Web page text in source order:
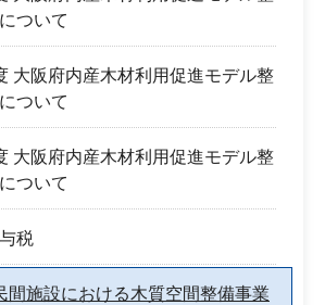
ついて
大阪府内産木材利用促進モデル整
ついて
大阪府内産木材利用促進モデル整
ついて
税
間施設における木質空間整備事業